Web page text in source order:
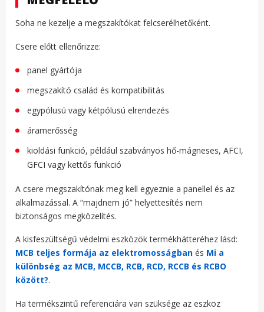
Soha ne kezelje a megszakítókat felcserélhetőként.
Csere előtt ellenőrizze:
panel gyártója
megszakító család és kompatibilitás
egypólusú vagy kétpólusú elrendezés
áramerősség
kioldási funkció, például szabványos hő-mágneses, AFCI,
GFCI vagy kettős funkció
A csere megszakítónak meg kell egyeznie a panellel és az
alkalmazással. A “majdnem jó” helyettesítés nem
biztonságos megközelítés.
A kisfeszültségű védelmi eszközök termékhátteréhez lásd:
MCB teljes formája az elektromosságban és Mi a
különbség az MCB, MCCB, RCB, RCD, RCCB és RCBO
között?.
Ha termékszintű referenciára van szüksége az eszköz